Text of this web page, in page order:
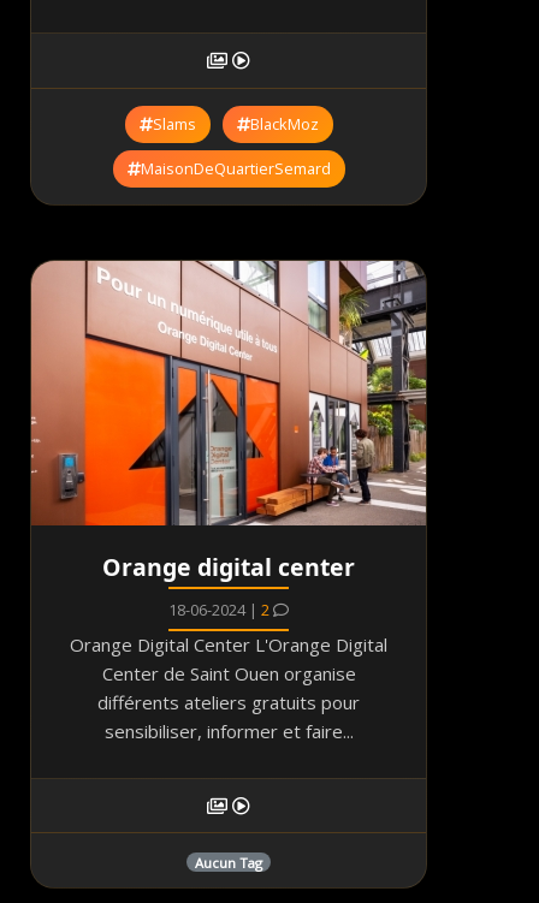
Slams BlackMoz
MaisonDeQuartierSemard
Orange digital center
18-06-2024 | 2
Orange Digital Center L'Orange Digital
Center de Saint Ouen organise
différents ateliers gratuits pour
sensibiliser, informer et faire...
Aucun Tag